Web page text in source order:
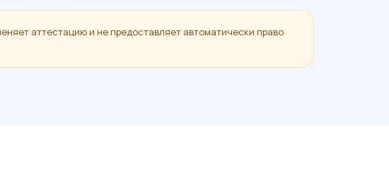
аттестацию и не предоставляет автоматически право